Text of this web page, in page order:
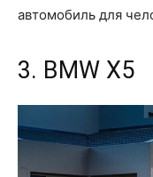
автомобиль для
3. BMW X5